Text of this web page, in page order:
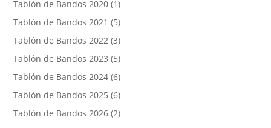
Tablón de Bandos 2020 (1)
Tablón de Bandos 2021 (5)
Tablón de Bandos 2022 (3)
Tablón de Bandos 2023 (5)
Tablón de Bandos 2024 (6)
Tablón de Bandos 2025 (6)
Tablón de Bandos 2026 (2)